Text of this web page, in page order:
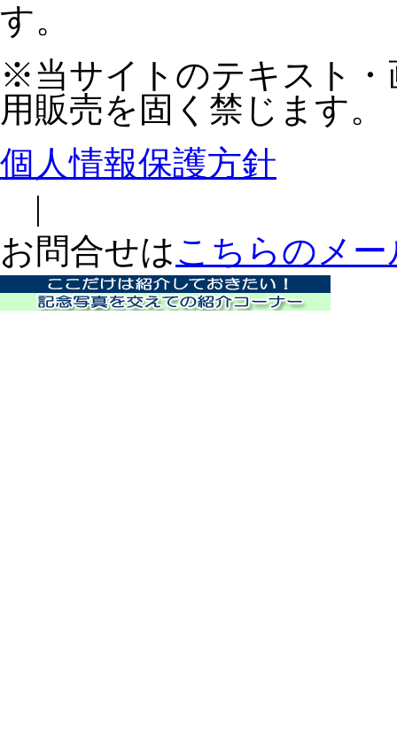
す。
※当サイトのテキスト・
用販売を固く禁じます。
個人情報保護方針
|
お問合せはこちらのメ